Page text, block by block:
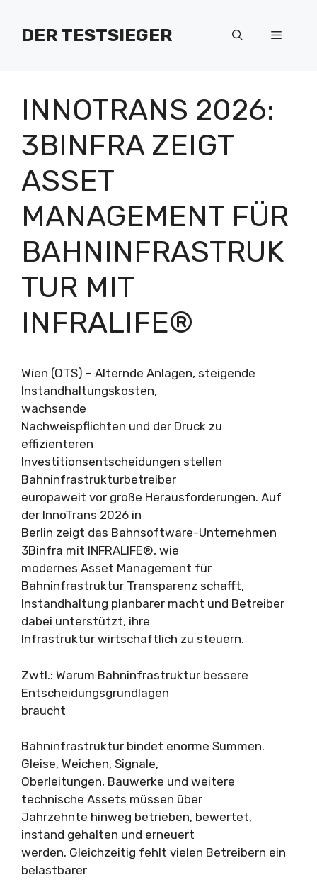
Inhalt
springenDER TESTSIEGER Menü
INNOTRANS 2026:
3BINFRA ZEIGT
ASSET
MANAGEMENT FÜR
BAHNINFRASTRUK
TUR MIT
INFRALIFE®
Wien (OTS) – Alternde Anlagen, steigende
Instandhaltungskosten,
wachsende
Nachweispflichten und der Druck zu
effizienteren
Investitionsentscheidungen stellen
Bahninfrastrukturbetreiber
europaweit vor große Herausforderungen. Auf
der InnoTrans 2026 in
Berlin zeigt das Bahnsoftware-Unternehmen
3Binfra mit INFRALIFE®, wie
modernes Asset Management für
Bahninfrastruktur Transparenz schafft,
Instandhaltung planbarer macht und Betreiber
dabei unterstützt, ihre
Infrastruktur wirtschaftlich zu steuern.
Zwtl.: Warum Bahninfrastruktur bessere
Entscheidungsgrundlagen
braucht
Bahninfrastruktur bindet enorme Summen.
Gleise, Weichen, Signale,
Oberleitungen, Bauwerke und weitere
technische Assets müssen über
Jahrzehnte hinweg betrieben, bewertet,
instand gehalten und erneuert
werden. Gleichzeitig fehlt vielen Betreibern ein
belastbarer